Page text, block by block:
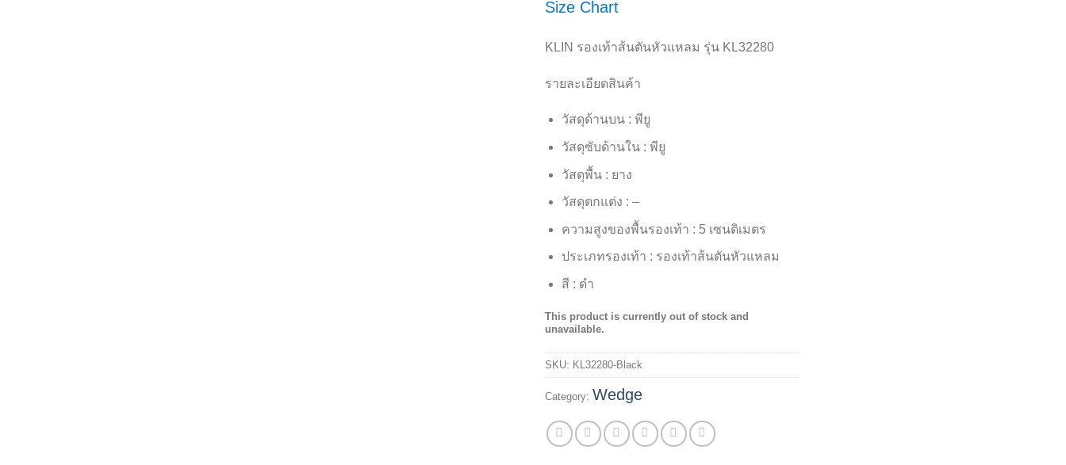
Size Chart
KLIN รองเท้าส้นตันหัวแหลม รุ่น KL32280
รายละเอียดสินค้า
วัสดุด้านบน : พียู
วัสดุซับด้านใน : พียู
วัสดุพื้น : ยาง
วัสดุตกแต่ง : –
ความสูงของพื้นรองเท้า : 5 เซนติเมตร
ประเภทรองเท้า : รองเท้าส้นตันหัวแหลม
สี : ดำ
This product is currently out of stock and
unavailable.
SKU: KL32280-Black
Category: Wedge